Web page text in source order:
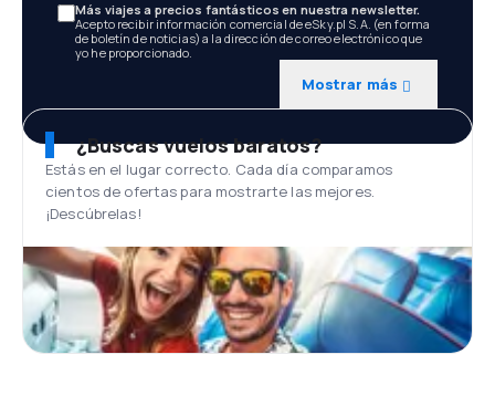
Más viajes a precios fantásticos en nuestra newsletter.
Acepto recibir información comercial de eSky.pl S.A. (en forma
de boletín de noticias) a la dirección de correo electrónico que
yo he proporcionado.
Mostrar más
¿Buscas vuelos baratos?
Estás en el lugar correcto. Cada día comparamos
cientos de ofertas para mostrarte las mejores.
¡Descúbrelas!